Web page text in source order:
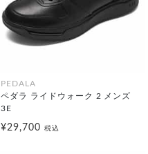
PEDALA
ペダラ ライドウォーク 2 メンズ
3E
¥29,700 税込